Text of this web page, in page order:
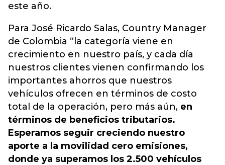
este año.
Para José Ricardo Salas, Country Manager
de Colombia “la categoría viene en
crecimiento en nuestro país, y cada día
nuestros clientes vienen confirmando los
importantes ahorros que nuestros
vehículos ofrecen en términos de costo
total de la operación, pero más aún, en
términos de beneficios tributarios.
Esperamos seguir creciendo nuestro
aporte a la movilidad cero emisiones,
donde ya superamos los 2.500 vehículos